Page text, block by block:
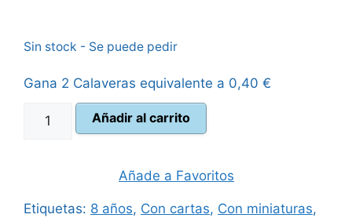
original
era:
25,00 €.
es:
Sin stock - Se puede pedir
Gana 2 Calaveras equivalente a 0,40 €
Anverso
Añadir al carrito
Añade a Favoritos
Etiquetas: 8 años, Con cartas, Con miniaturas,